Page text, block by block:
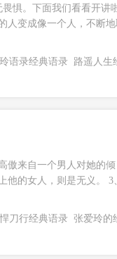
惧。下面我们看看开讲
人变成像一个人，不断地
语录经典语录
路遥人生
傲来自一个男人对她的倾
的女人，则是无义。 3
刀行经典语录
张爱玲的